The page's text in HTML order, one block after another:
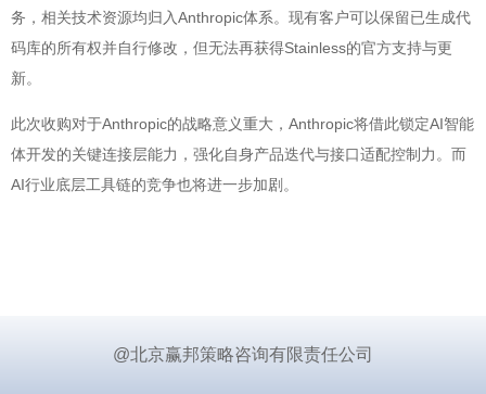
务，相关技术资源均归入Anthropic体系。现有客户可以保留已生成代
码库的所有权并自行修改，但无法再获得Stainless的官方支持与更
新。
此次收购对于Anthropic的战略意义重大，Anthropic将借此锁定AI智能
体开发的关键连接层能力，强化自身产品迭代与接口适配控制力。而
AI行业底层工具链的竞争也将进一步加剧。
@北京赢邦策略咨询有限责任公司